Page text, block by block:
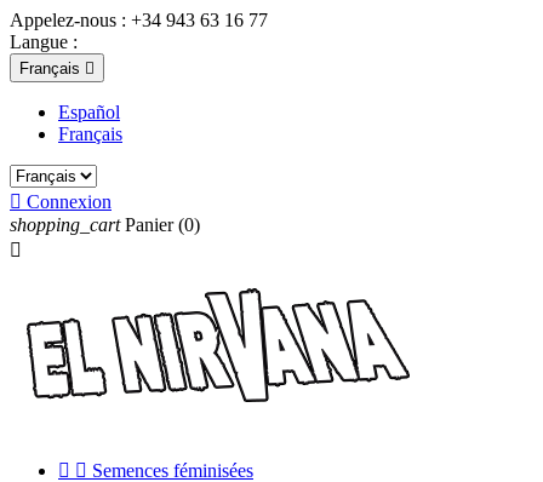
Appelez-nous : +34 943 63 16 77
Langue :
Français 
Español
Français
 Connexion
shopping_cart Panier (0)

  Semences féminisées